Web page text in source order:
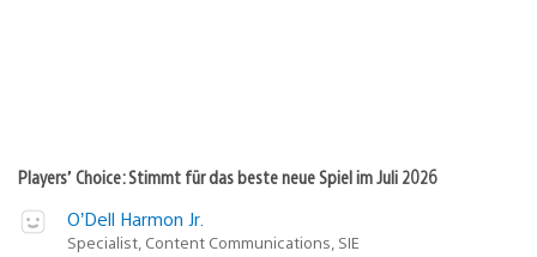
Players’ Choice: Stimmt für das beste neue Spiel im Juli 2026
O’Dell Harmon Jr.
Specialist, Content Communications, SIE